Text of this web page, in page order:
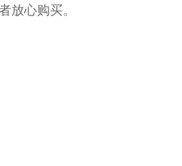
放心购买。